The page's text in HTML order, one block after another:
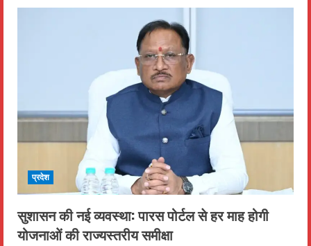
प्रदेश
सुशासन की नई व्यवस्था: पारस पोर्टल से हर माह होगी
योजनाओं की राज्यस्तरीय समीक्षा